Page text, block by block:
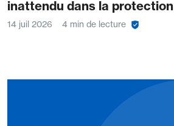
inattendu dans la
14 juil 2026 4 min de lecture